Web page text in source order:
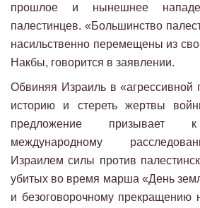
прошлое и нынешнее
палестинцев. «Большинство
насильственно перемещены из
Накбы, говорится в заявлении.
Обвиняя Израиль в «агрессивной
историю и стереть жертвы
предложение призывает к
международному
Израилем силы против
убитых во время марша «День
и безоговорочному прекращению